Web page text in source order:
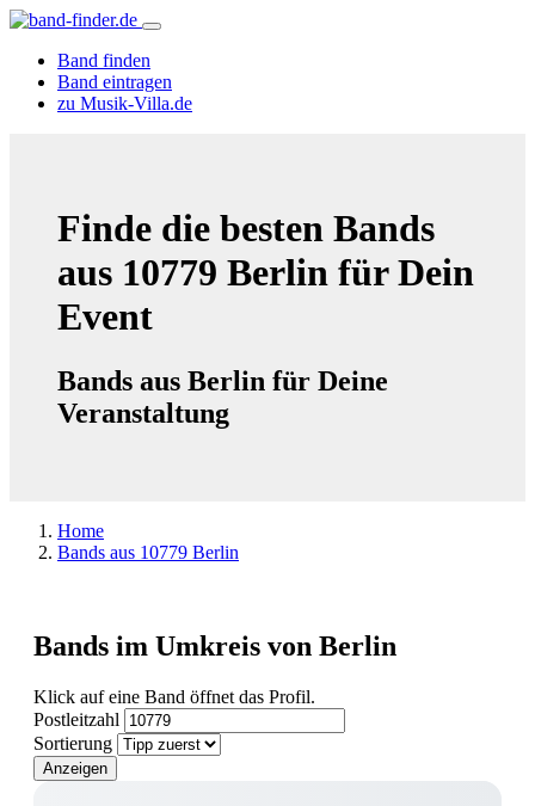
Band finden
Band eintragen
zu Musik-Villa.de
Finde die besten Bands
aus 10779 Berlin für Dein
Event
Bands aus Berlin für Deine
Veranstaltung
Home
Bands aus 10779 Berlin
Bands im Umkreis von Berlin
Klick auf eine Band öffnet das Profil.
Postleitzahl
Sortierung
Anzeigen